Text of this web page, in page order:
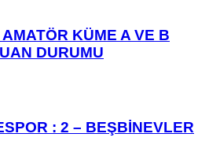
KÜME A VE B
DURUMU
: 2 – BEŞBİNEVLER